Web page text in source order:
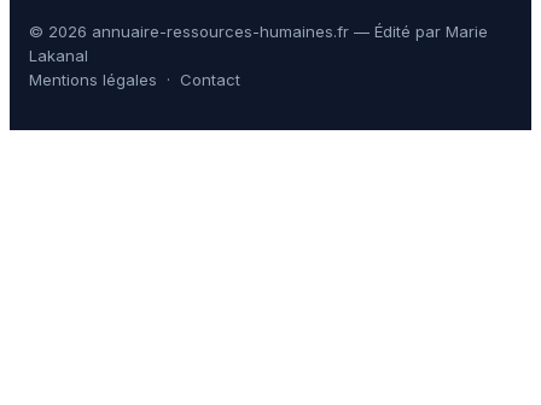
© 2026 annuaire-ressources-humaines.fr — Édité par Marie
Lakanal
Mentions légales · Contact